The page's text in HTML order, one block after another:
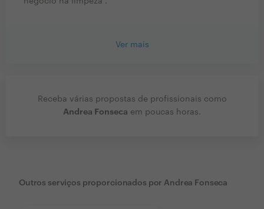
Ver mais
Receba várias propostas de profissionais como
Andrea Fonseca em poucas horas.
Outros serviços proporcionados por Andrea Fonseca